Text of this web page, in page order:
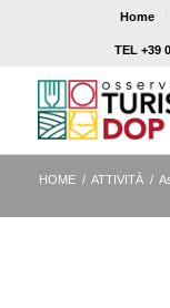
Home
TEL +39
HOME / ATTIVITÀ /